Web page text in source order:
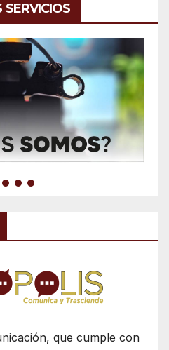
SERVICIOS
que cumple con